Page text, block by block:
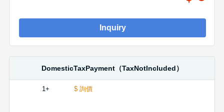
Inquiry
DomesticTaxPayment（TaxNotIncluded）
1+ $ 詢價